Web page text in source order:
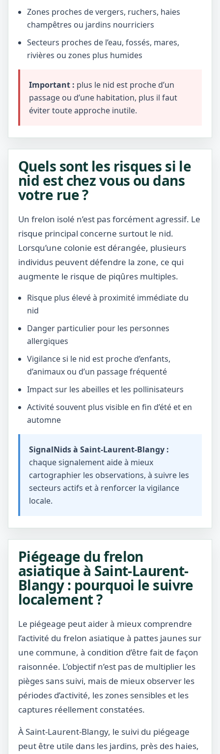
Zones proches de vergers, ruchers, haies
champêtres ou jardins nourriciers
Secteurs proches de l’eau, fossés, mares,
rivières ou zones plus humides
Important : plus le nid est proche d’un
passage ou d’une habitation, plus il faut
éviter toute approche inutile.
Quels sont les risques si le
nid est chez vous ou dans
votre rue ?
Un frelon isolé n’est pas forcément agressif. Le
risque principal concerne surtout le nid.
Lorsqu’une colonie est dérangée, plusieurs
individus peuvent défendre la zone, ce qui
augmente le risque de piqûres multiples.
Risque plus élevé à proximité immédiate du
nid
Danger particulier pour les personnes
allergiques
Vigilance si le nid est proche d’enfants,
d’animaux ou d’un passage fréquenté
Impact sur les abeilles et les pollinisateurs
Activité souvent plus visible en fin d’été et en
automne
SignalNids à Saint-Laurent-Blangy :
chaque signalement aide à mieux
cartographier les observations, à suivre les
secteurs actifs et à renforcer la vigilance
locale.
Piégeage du frelon
asiatique à Saint-Laurent-
Blangy : pourquoi le suivre
localement ?
Le piégeage peut aider à mieux comprendre
l’activité du frelon asiatique à pattes jaunes sur
une commune, à condition d’être fait de façon
raisonnée. L’objectif n’est pas de multiplier les
pièges sans suivi, mais de mieux observer les
périodes d’activité, les zones sensibles et les
captures réellement constatées.
À Saint-Laurent-Blangy, le suivi du piégeage
peut être utile dans les jardins, près des haies,